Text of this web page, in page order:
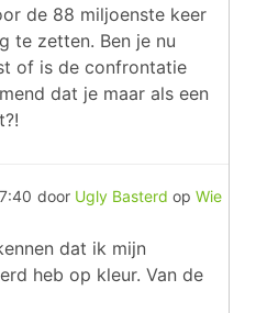
de 88 miljoenste keer
te zetten. Ben je nu
of is de confrontatie
dat je maar als een
door Ugly Basterd op Wie
dat ik mijn
heb op kleur. Van de